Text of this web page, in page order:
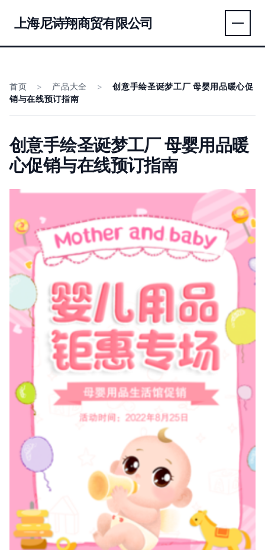
上海尼诗翔商贸有限公司
首页 > 产品大全 >
创意手绘圣诞梦工厂 母婴用品暖心促
销与在线预订指南
创意手绘圣诞梦工厂 母婴用品暖
心促销与在线预订指南